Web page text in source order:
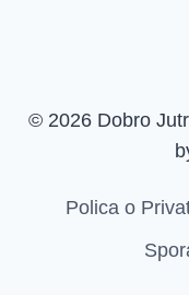
© 2026 Dobro
Polica o